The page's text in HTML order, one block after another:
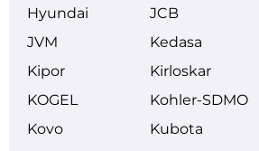
Hyundai
JCB
JVM
Kedasa
Kipor
Kirloskar
KOGEL
Kohler-SDMO
Kovo
Kubota